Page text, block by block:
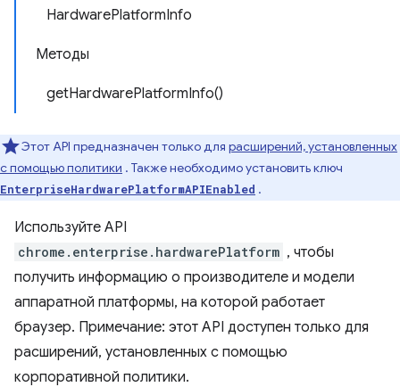
HardwarePlatformInfo
Методы
getHardwarePlatformInfo()
Этот API предназначен только для расширений, установленных
с помощью политики . Также необходимо установить ключ
EnterpriseHardwarePlatformAPIEnabled .
Используйте API
chrome.enterprise.hardwarePlatform , чтобы
получить информацию о производителе и модели
аппаратной платформы, на которой работает
браузер. Примечание: этот API доступен только для
расширений, установленных с помощью
корпоративной политики.